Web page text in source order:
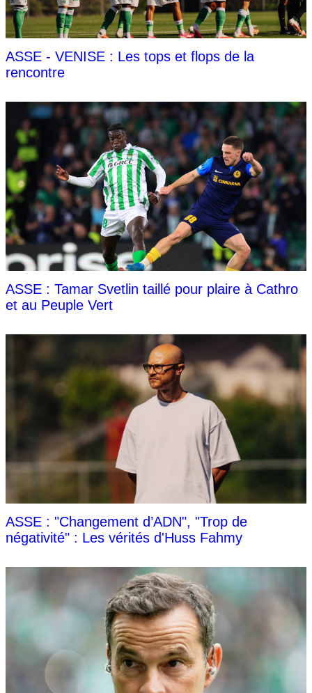
ASSE - VENISE : Les tops et flops de la
rencontre
ASSE : Tamar Svetlin taillé pour plaire à Cathro
et au Peuple Vert
ASSE : "Changement d’ADN", "Trop de
négativité" : Les vérités d'Huss Fahmy